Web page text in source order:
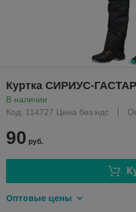
Куртка СИРИУС-
В наличии
Код: 114727 Цена без ндс
90 руб.
Оптовые цены